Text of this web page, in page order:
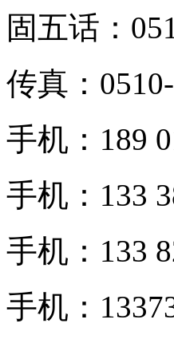
固五话：
传真：
手机：189
手机：133
手机：133
手机：